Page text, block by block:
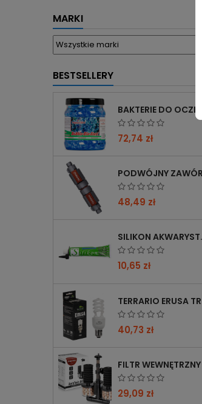
MARKI
BESTSELLERY
72,74 zł
48,49 zł
10,65 zł
40,73 zł
29,09 zł